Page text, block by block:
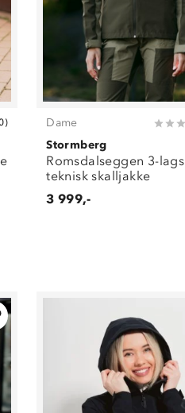
) Dame
Stormberg
Romsdalseggen 3-lags
teknisk skalljakke
3 999,-